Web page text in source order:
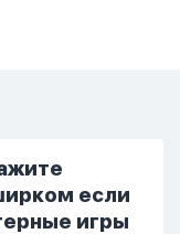
если
игры